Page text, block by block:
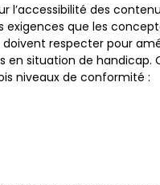
l’accessibilité des
exigences que les
respecter pour
en situation de handicap.
niveaux de conformité :